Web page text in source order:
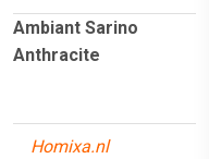
Ambiant Sarino
Anthracite
Homixa.nl